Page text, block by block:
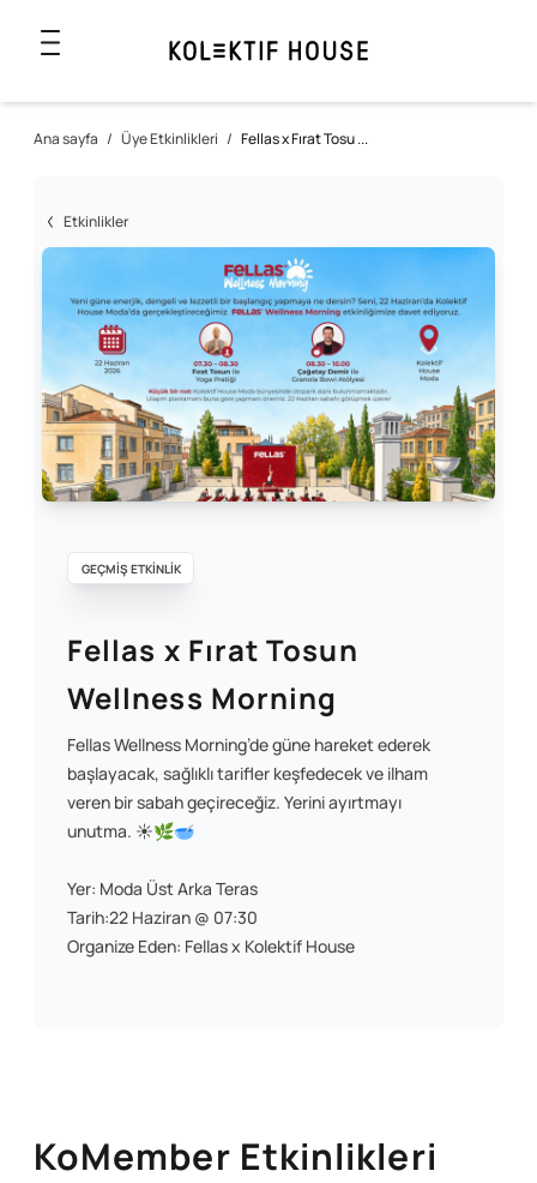
Ana sayfa / Üye Etkinlikleri / Fellas x Fırat Tosu ...
Etkinlikler
GEÇMİŞ ETKİNLİK
Fellas x Fırat Tosun
Wellness Morning
Fellas Wellness Morning’de güne hareket ederek
başlayacak, sağlıklı tarifler keşfedecek ve ilham
veren bir sabah geçireceğiz. Yerini ayırtmayı
unutma. ☀️🌿🥣
Yer: Moda Üst Arka Teras
Tarih:22 Haziran @ 07:30
Organize Eden: Fellas x Kolektif House
KoMember Etkinlikleri